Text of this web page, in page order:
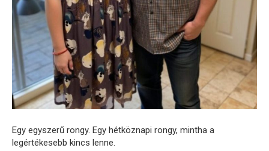
Egy egyszerű rongy. Egy hétköznapi rongy, mintha a
legértékesebb kincs lenne.